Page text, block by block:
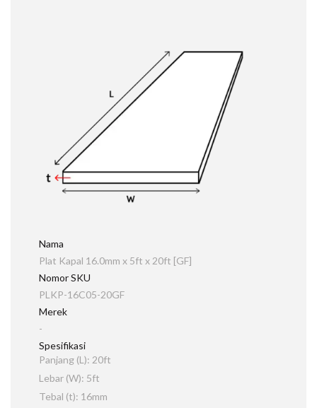
Nama
Plat Kapal 16.0mm x 5ft x 20ft [GF]
Nomor SKU
PLKP-16C05-20GF
Merek
-
Spesifikasi
Panjang (L): 20ft
Lebar (W): 5ft
Tebal (t): 16mm